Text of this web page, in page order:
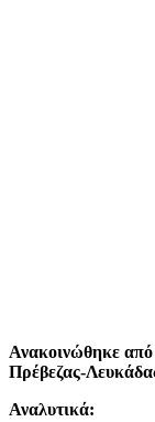
Ανακοινώθηκε
Πρέβεζας-
Αναλυτικά: